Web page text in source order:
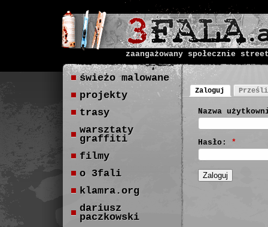
zaangażowany społecznie
Zaloguj
Nazwa
Hasło: *
świeżo malowane
projekty
trasy
warsztaty
graffiti
filmy
o 3fali
klamra.org
dariusz
paczkowski